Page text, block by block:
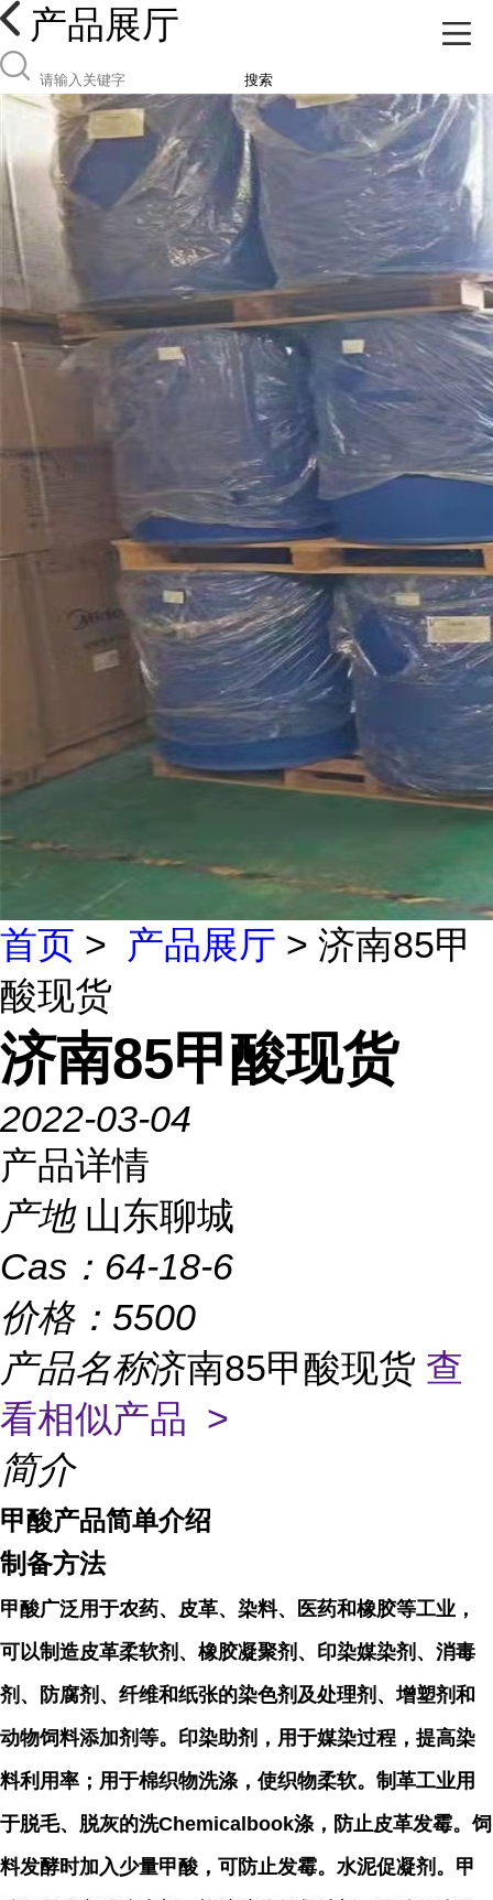
产品展厅
搜索
首页 > 产品展厅 > 济南85甲
酸现货
济南85甲酸现货
2022-03-04
产品详情
产地 山东聊城
Cas： 64-18-6
价格： 5500
产品名称济南85甲酸现货 查
看相似产品 >
简介
甲酸产品简单介绍
制备方法
甲酸广泛用于农药、皮革、染料、医药和橡胶等工业，
可以制造皮革柔软剂、橡胶凝聚剂、印染媒染剂、消毒
剂、防腐剂、纤维和纸张的染色剂及处理剂、增塑剂和
动物饲料添加剂等。印染助剂，用于媒染过程，提高染
料利用率；用于棉织物洗涤，使织物柔软。制革工业用
于脱毛、脱灰的洗Chemicalbook涤，防止皮革发霉。饲
料发酵时加入少量甲酸，可防止发霉。水泥促凝剂。甲